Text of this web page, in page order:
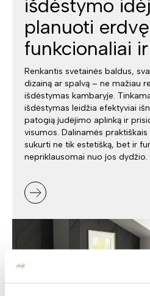
išdėstymo
planuoti erdvę
funkcionaliai
Renkantis svetainės baldus,
dizainą ar spalvą – ne mažiau
išdėstymas kambaryje.
išdėstymas leidžia efektyviai
patogią judėjimo aplinką ir
visumos. Dalinamės
sukurti ne tik estetišką, bet ir
nepriklausomai nuo jos dydžio.